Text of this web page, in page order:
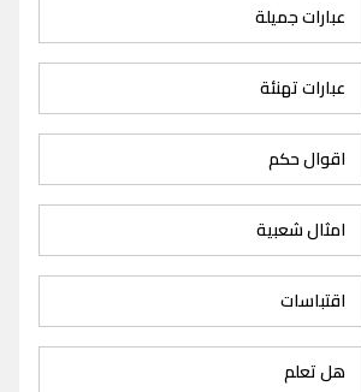
عبارات جميلة
عبارات تهنئة
اقوال حكم
امثال شعبية
اقتباسات
هل تعلم